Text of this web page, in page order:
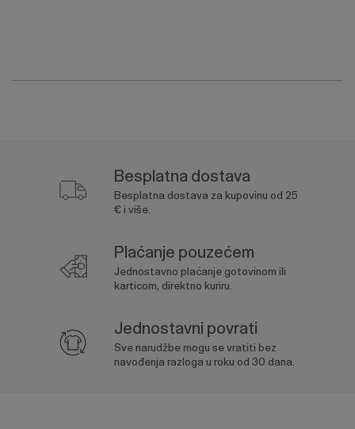
Besplatna dostava
Besplatna dostava za kupovinu od 25
€ i više.
Plaćanje pouzećem
Jednostavno plaćanje gotovinom ili
karticom, direktno kuriru.
Jednostavni povrati
Sve narudžbe mogu se vratiti bez
navođenja razloga u roku od 30 dana.